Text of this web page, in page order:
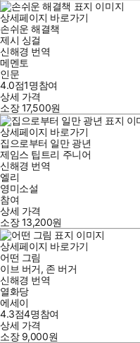
상세페이지 바로가기
손쉬운 해결책
제시 싱걸
신해경 번역
메멘토
인문
4.0점1명참여
상세 가격
소장17,500원
상세페이지 바로가기
집으로부터 일만 광년
제임스 팁트리 주니어
신해경 번역
엘리
영미소설
참여
상세 가격
소장13,200원
상세페이지 바로가기
어떤 그림
이브 버거, 존 버거
신해경 번역
열화당
에세이
4.3점4명참여
상세 가격
소장 9,000원